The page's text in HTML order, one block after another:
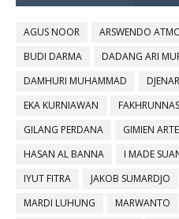
AGUS NOOR ARSWENDO
BUDI DARMA
DADANG ARI
DAMHURI MUHAMMAD
EKA KURNIAWAN
GILANG PERDANA
GIMIEN
HASAN AL BANNA
I MADE
IYUT FITRA
JAKOB SUMARDJO
MARDI LUHUNG
MARWANTO